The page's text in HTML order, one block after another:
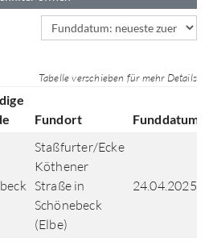
Sortierfeld
Tabelle verschieben für mehr Details
Fundort Funddatum
Staßfurter/Ecke
Köthener
Straße in
Schönebeck
(Elbe)
24.04.2025